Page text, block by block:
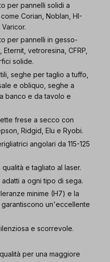
per pannelli solidi a
Corian, Noblan, HI-
per pannelli in gesso-
vetroresina, CFRP,
solide.
seghe per taglio a tuffo,
e obliquo, seghe a
banco e da tavolo e
frese a secco con
Ridgid, Elu e Ryobi.
angolari da 115-125
e tagliato al laser.
a ogni tipo di sega.
minime (H7) e la
un'eccellente
e scorrevole.
per una maggiore